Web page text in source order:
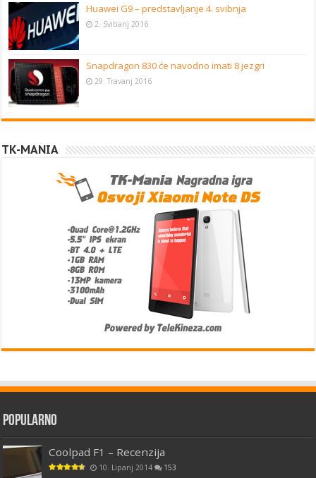
Huawei G9 – predstavljanje 4. svibnja
2. Svibanj 2016
Snapdragon 830 će navodno imati 8 jezgri
29. Travanj 2016
TK-MANIA
Popularno
Coolpad F1 – Recenzija
10. Lipanj 2014 153